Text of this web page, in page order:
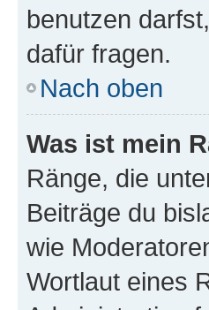
benutzen
dafür fragen.
Nach oben
Was ist mein
Ränge, die
Beiträge du
wie
Wortlaut eines